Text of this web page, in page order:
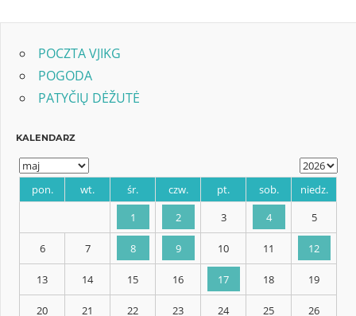
POCZTA VJIKG
POGODA
PATYČIŲ DĖŽUTĖ